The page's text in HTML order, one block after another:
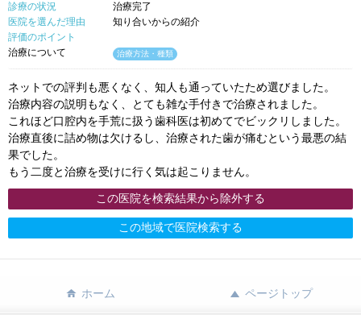
診療の状況
治療完了
医院を選んだ理由
知り合いからの紹介
評価のポイント
治療について
治療方法・種類
ネットでの評判も悪くなく、知人も通っていたため選びました。
治療内容の説明もなく、とても雑な手付きで治療されました。
これほど口腔内を手荒に扱う歯科医は初めてでビックリしました。
治療直後に詰め物は欠けるし、治療された歯が痛むという最悪の結
果でした。
もう二度と治療を受けに行く気は起こりません。
この医院を検索結果から除外する
この地域で医院検索する
ホーム ページトップ